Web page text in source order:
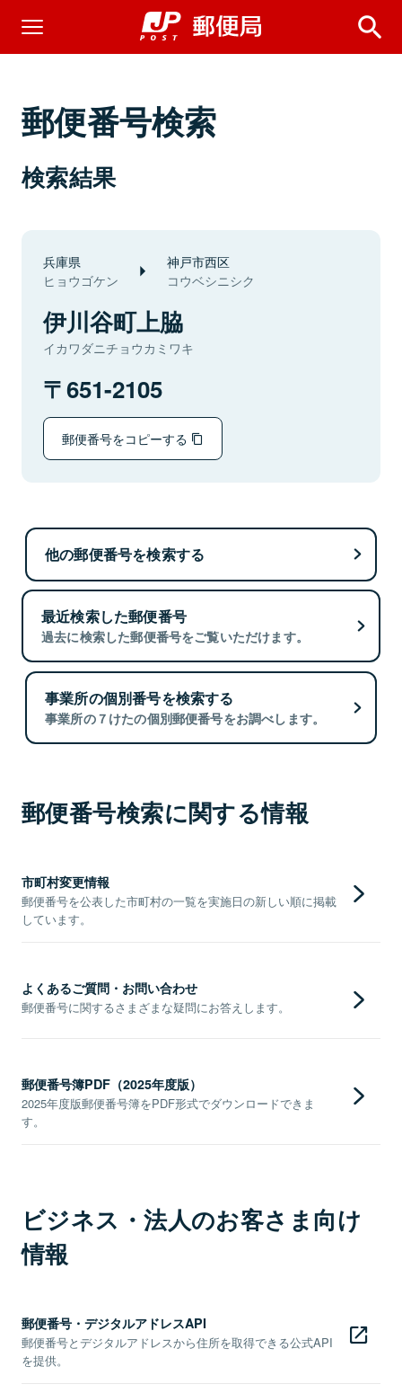
郵便番号検索
検索結果
兵庫県
ヒョウゴケン
神戸市西区
コウベシニシク
伊川谷町上脇
イカワダニチョウカミワキ
651-2105
郵便番号をコピーする
他の郵便番号を検索する
最近検索した郵便番号
過去に検索した郵便番号をご覧いただけます。
事業所の個別番号を検索する
事業所の７けたの個別郵便番号をお調べします。
郵便番号検索に関する情報
市町村変更情報
郵便番号を公表した市町村の一覧を実施日の新しい順に掲載
しています。
よくあるご質問・お問い合わせ
郵便番号に関するさまざまな疑問にお答えします。
郵便番号簿PDF（2025年度版）
2025年度版郵便番号簿をPDF形式でダウンロードできま
す。
ビジネス・法人のお客さま向け
情報
郵便番号・デジタルアドレスAPI
郵便番号とデジタルアドレスから住所を取得できる公式API
を提供。